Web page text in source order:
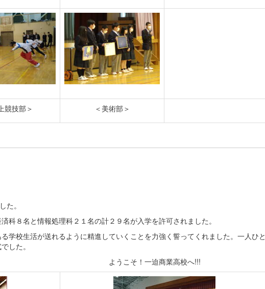
競技部＞ ＜美術部＞
。
科８名と情報処理科２１名の計２９名が入学を許可されました。
学校生活が送れるように精進していくことを力強く誓ってくれました。一人ひと
した。
迫商業高校へ!!!